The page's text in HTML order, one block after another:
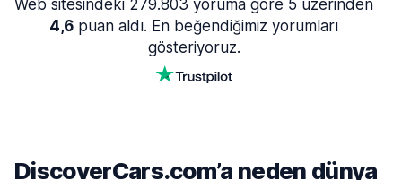
Web sitesindeki 279.803 yoruma göre 5 üzerinden
4,6 puan aldı. En beğendiğimiz yorumları
gösteriyoruz.
DiscoverCars.com’a neden dünya